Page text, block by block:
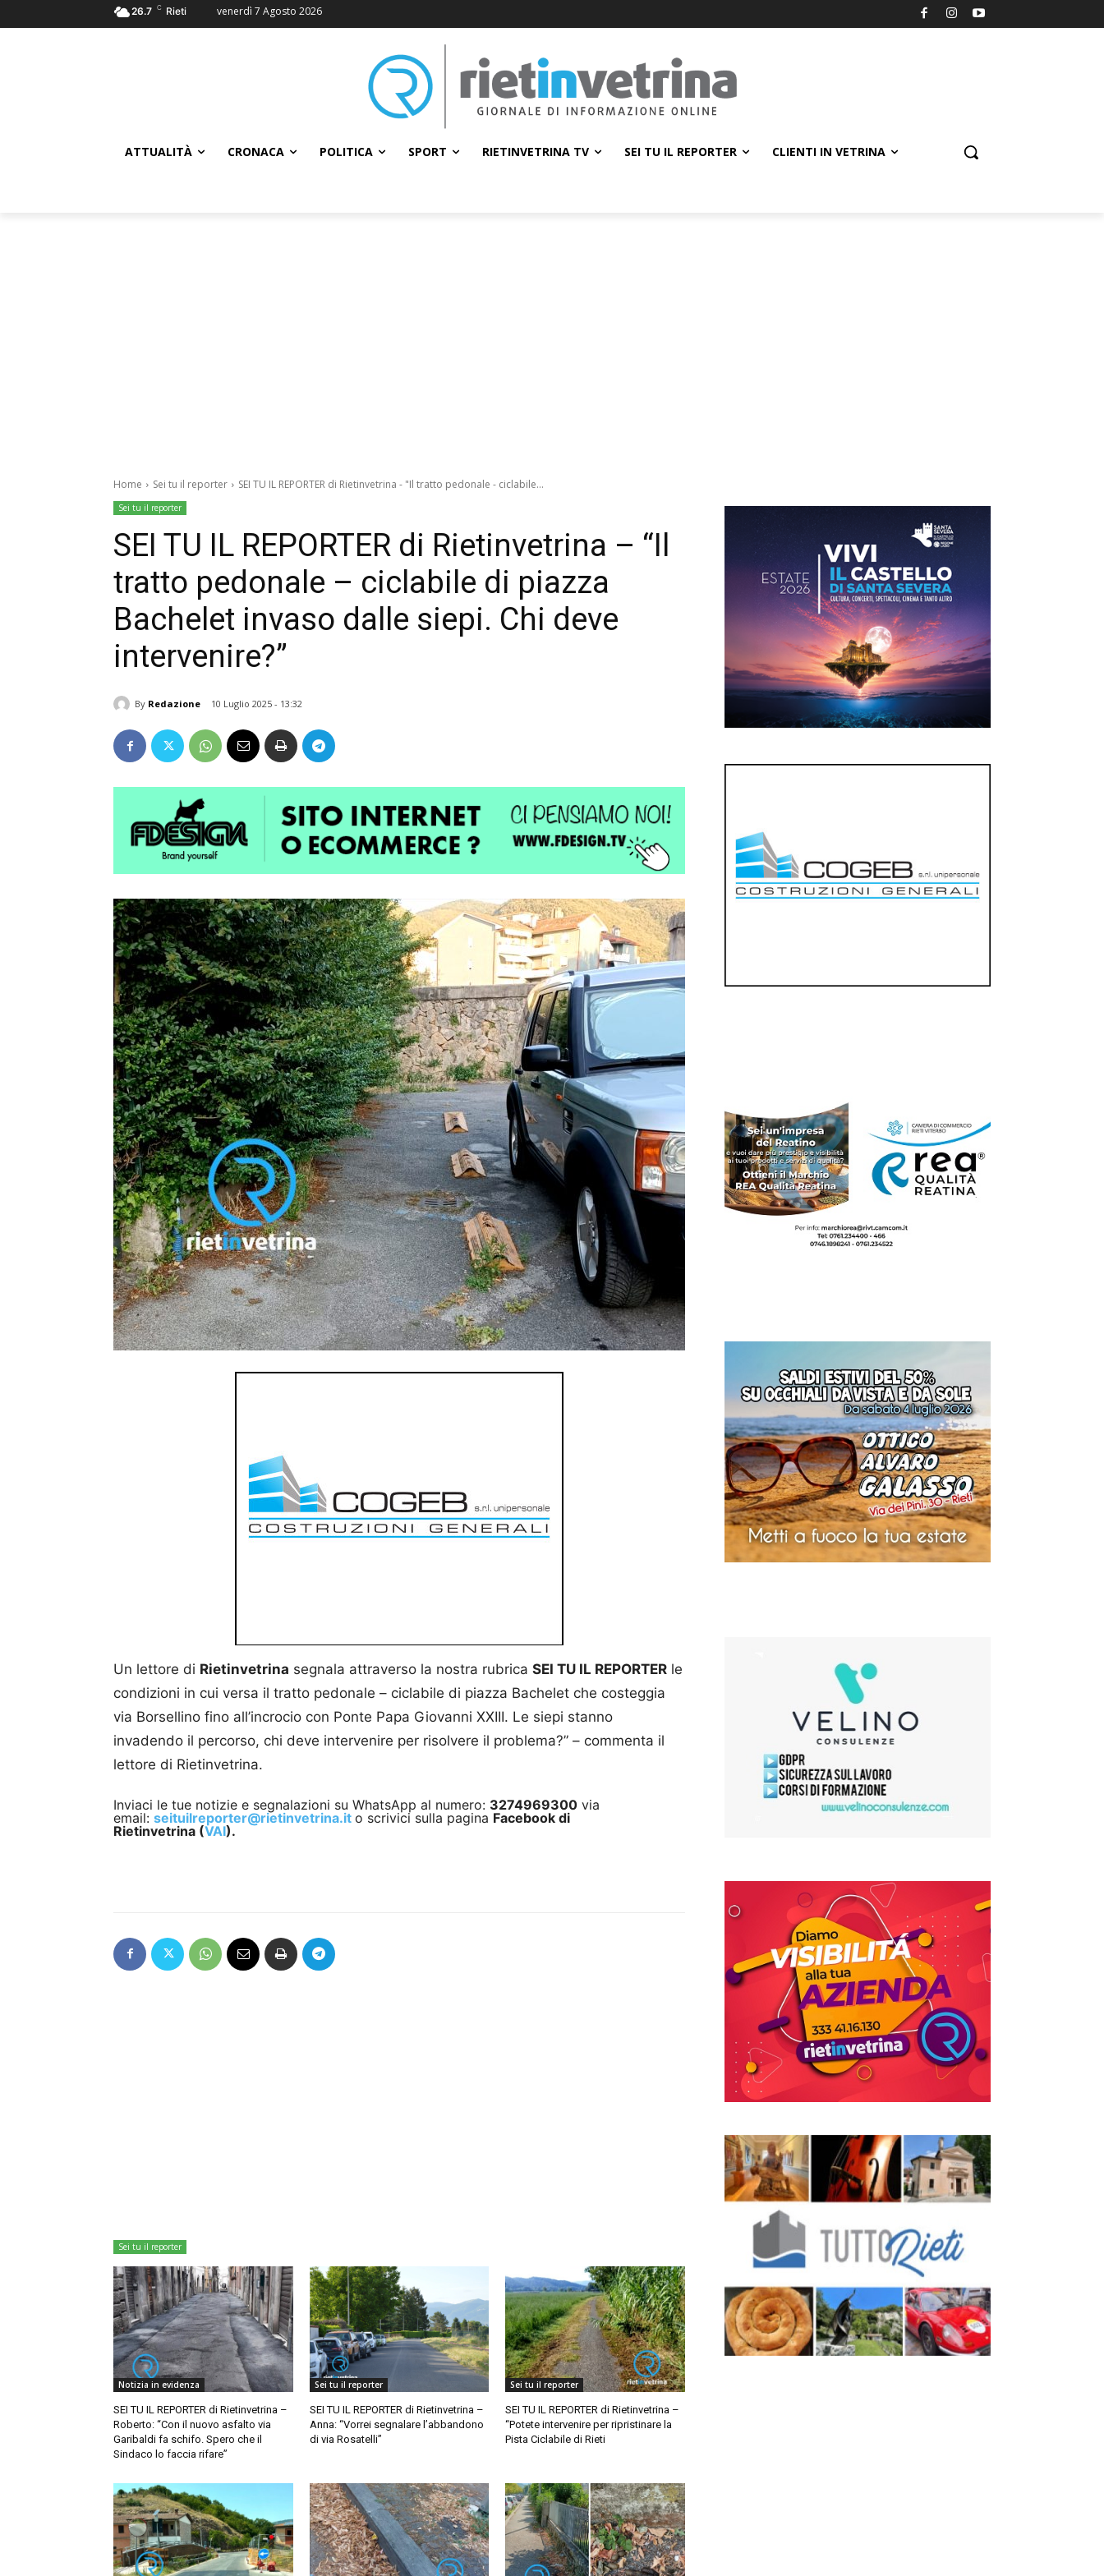
26.7 C Rieti venerdì 7 Agosto 2026
ATTUALITÀ CRONACA POLITICA SPORT RIETINVETRINA TV SEI TU IL REPORTER CLIENTI IN VETRINA
Home Sei tu il reporter SEI TU IL REPORTER di Rietinvetrina - "Il tratto pedonale - ciclabile...
Sei tu il reporter
SEI TU IL REPORTER di Rietinvetrina – “Il
tratto pedonale – ciclabile di piazza
Bachelet invaso dalle siepi. Chi deve
intervenire?”
By Redazione 10 Luglio 2025 - 13:32
Un lettore di Rietinvetrina segnala attraverso la nostra rubrica SEI TU IL REPORTER le
condizioni in cui versa il tratto pedonale – ciclabile di piazza Bachelet che costeggia
via Borsellino fino all’incrocio con Ponte Papa Giovanni XXIII. Le siepi stanno
invadendo il percorso, chi deve intervenire per risolvere il problema?” – commenta il
lettore di Rietinvetrina.
Inviaci le tue notizie e segnalazioni su WhatsApp al numero: 3274969300 via
email: seituilreporter@rietinvetrina.it o scrivici sulla pagina Facebook di
Rietinvetrina (VAI).
Sei tu il reporter
Notizia in evidenza
SEI TU IL REPORTER di Rietinvetrina –
Roberto: “Con il nuovo asfalto via
Garibaldi fa schifo. Spero che il
Sindaco lo faccia rifare”
Sei tu il reporter
SEI TU IL REPORTER di Rietinvetrina –
Anna: “Vorrei segnalare l’abbandono
di via Rosatelli”
Sei tu il reporter
SEI TU IL REPORTER di Rietinvetrina –
“Potete intervenire per ripristinare la
Pista Ciclabile di Rieti